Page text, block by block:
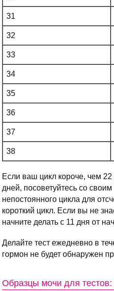
31
32
33
34
35
36
37
38
Если ваш цикл короче, чем
дней, посоветуйтесь со
непостоянного цикла для
короткий цикл. Если вы не
начните делать с 11 дня от
Делайте тест ежедневно в
гормон не будет обнаружен
Образцы мочи для тестов: